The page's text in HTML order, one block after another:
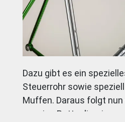
Dazu gibt es ein
Steuerrohr sowie
Muffen. Daraus folgt nun
nur eine Battaglin-